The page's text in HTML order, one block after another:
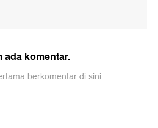
ada komentar.
berkomentar di sini